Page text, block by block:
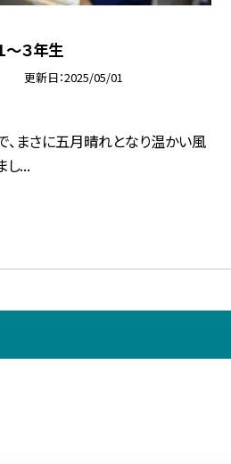
～３年生
更新日 2025/05/01
、まさに五月晴れとなり温かい風
し...